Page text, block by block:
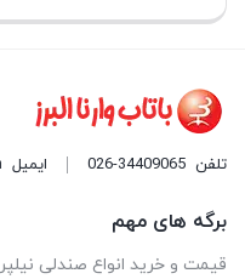
تلفن 026-34409065 ایمیل
برگه های مهم
قیمت و خرید انواع صندلی